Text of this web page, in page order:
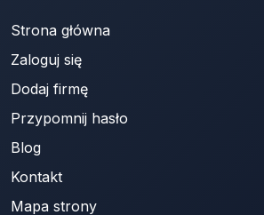
Strona główna
Zaloguj się
Dodaj firmę
Przypomnij hasło
Blog
Kontakt
Mapa strony